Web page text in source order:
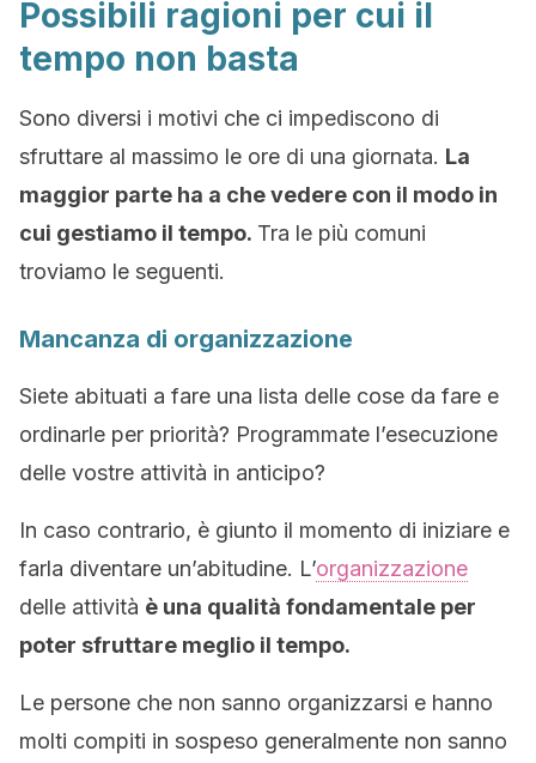
Possibili ragioni per cui il
tempo non basta
Sono diversi i motivi che ci impediscono di
sfruttare al massimo le ore di una giornata. La
maggior parte ha a che vedere con il modo in
cui gestiamo il tempo. Tra le più comuni
troviamo le seguenti.
Mancanza di organizzazione
Siete abituati a fare una lista delle cose da fare e
ordinarle per priorità? Programmate l’esecuzione
delle vostre attività in anticipo?
In caso contrario, è giunto il momento di iniziare e
farla diventare un’abitudine. L’organizzazione
delle attività è una qualità fondamentale per
poter sfruttare meglio il tempo.
Le persone che non sanno organizzarsi e hanno
molti compiti in sospeso generalmente non sanno